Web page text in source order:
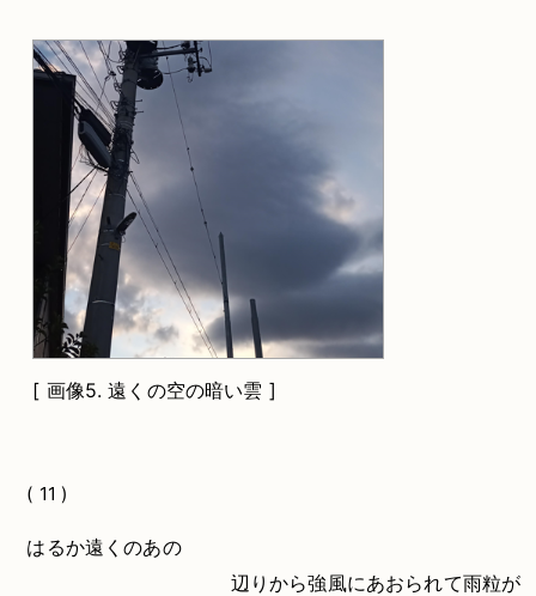
[ 画像5.遠くの空の暗い雲 ]
( 11 )
はるか遠くのあの
辺りから強風にあおられて雨粒が